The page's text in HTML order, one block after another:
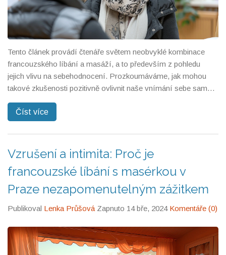
Tento článek provádí čtenáře světem neobvyklé kombinace
francouzského líbání a masáží, a to především z pohledu
jejich vlivu na sebehodnocení. Prozkoumáváme, jak mohou
takové zkušenosti pozitivně ovlivnit naše vnímání sebe sama,
Rozplétáme sociální, psychologické a emotivní aspekty, které
Číst více
Vzrušení a intimita: Proč je
francouzské líbání s masérkou v
Praze nezapomenutelným zážitkem
Publikoval Lenka Průšová Zapnuto 14 bře, 2024 Komentáře (0)